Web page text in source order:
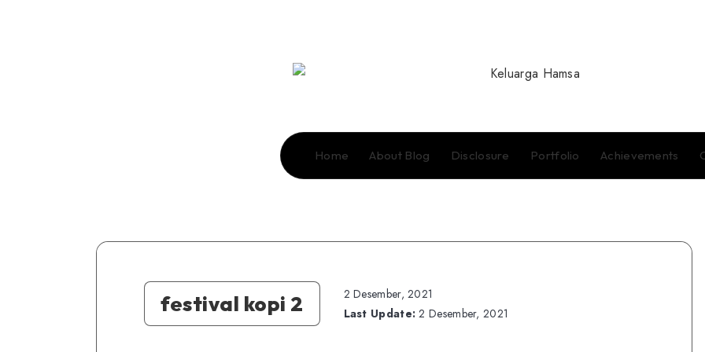
Home About Blog Disclosure Portfolio Achievements
festival kopi 2
2 Desember, 2021
Last Update: 2 Desember, 2021